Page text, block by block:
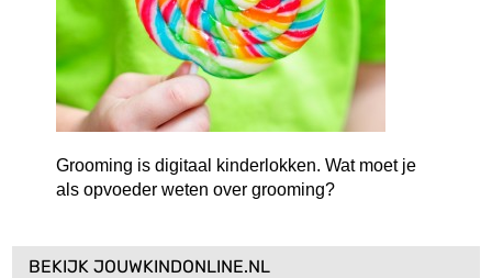
Grooming is digitaal kinderlokken. Wat moet je
als opvoeder weten over grooming?
BEKIJK JOUWKINDONLINE.NL